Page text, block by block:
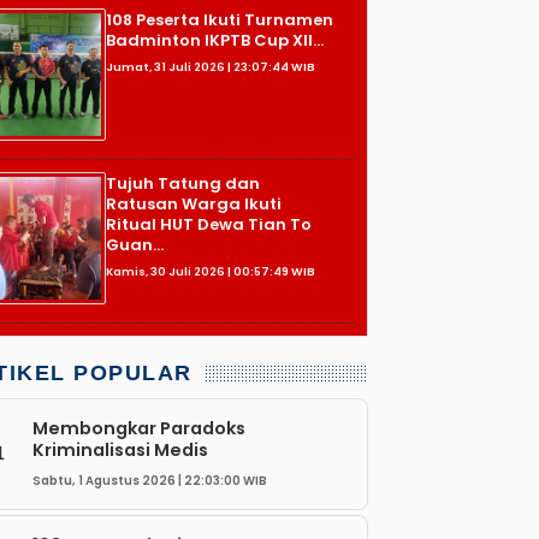
108 Peserta Ikuti Turnamen
Badminton IKPTB Cup XII...
Jumat, 31 Juli 2026 | 23:07:44 WIB
Tujuh Tatung dan
Ratusan Warga Ikuti
Ritual HUT Dewa Tian To
Guan...
Kamis, 30 Juli 2026 | 00:57:49 WIB
POPULAR
Membongkar Paradoks
Kriminalisasi Medis
Sabtu, 1 Agustus 2026 | 22:03:00 WIB